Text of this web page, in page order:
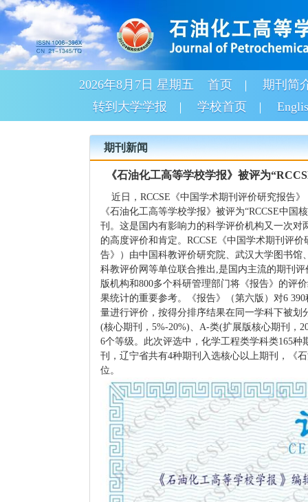
2026年8月7日 星期五 首页
期刊简
转到大学学报
学校首页
期刊新闻
《石油化工高等学校学报》被评为
近日，RCCSE《中国学术期刊评价研究报告
《石油化工高等学校学报》被评为“RCCSE中国
刊。这是国内有影响力的科学评价机构又一次对
的高度评价和肯定。RCCSE《中国学术期刊评
告》）由中国科教评价研究院、武汉大学图书馆
科教评价网等单位联合推出,是国内主流的期刊
版机构和800多个科研管理部门将《报告》的评
果统计的重要参考。《报告》（第六版）对6
量进行评价，按得分排序结果在同一学科下被划
(核心期刊，5%-20%)、A-类(扩展版核心期刊，
6个等级。此次评选中，化学工程类学科类165种
刊，辽宁省共有4种期刊入选核心以上期刊，《
位。